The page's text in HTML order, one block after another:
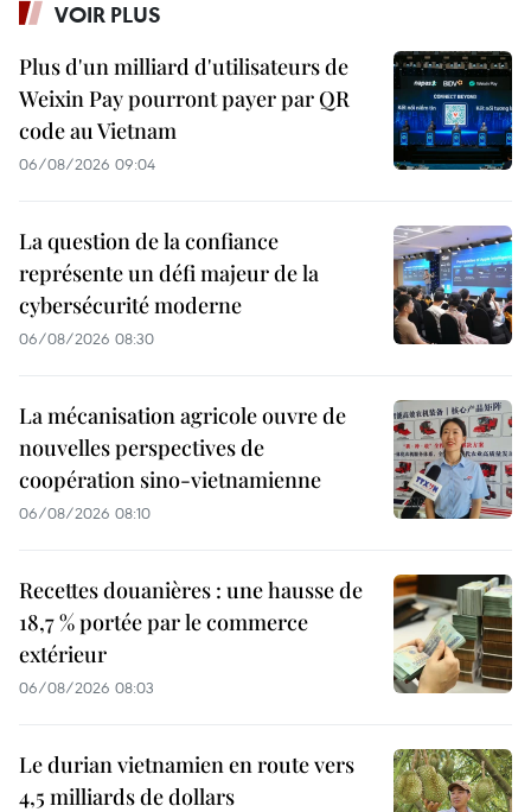
VOIR PLUS
Plus d'un milliard d'utilisateurs de
Weixin Pay pourront payer par QR
code au Vietnam
06/08/2026 09:04
La question de la confiance
représente un défi majeur de la
cybersécurité moderne
06/08/2026 08:30
La mécanisation agricole ouvre de
nouvelles perspectives de
coopération sino-vietnamienne
06/08/2026 08:10
Recettes douanières : une hausse de
18,7 % portée par le commerce
extérieur
06/08/2026 08:03
Le durian vietnamien en route vers
4,5 milliards de dollars